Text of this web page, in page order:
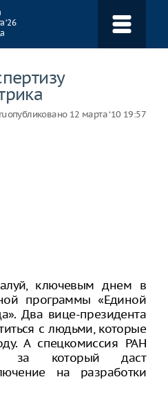
‘26
опубликовано 12 марта ‘10 19:57
ключевым днем в
программы «Единой
Два вице-президента
с людьми, которые
А спецкомиссия РАН
за который даст
на разработки